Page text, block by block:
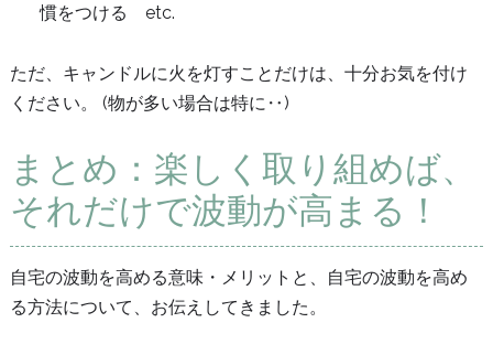
慣をつける etc.
ただ、キャンドルに火を灯すことだけは、十分お気を付け
ください。 (物が多い場合は特に‥)
まとめ：楽しく取り組めば、
それだけで波動が高まる！
自宅の波動を高める意味・メリットと、自宅の波動を高め
る方法について、お伝えしてきました。